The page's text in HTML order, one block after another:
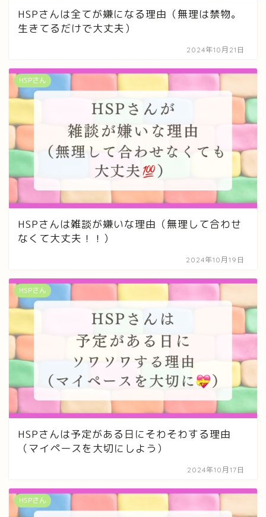
HSPさんは全てが嫌になる理由（無理は禁物。
生きてるだけで大丈夫）
2024年10月21日
HSPさん
HSPさんは雑談が嫌いな理由（無理して合わせ
なくて大丈夫！！）
2024年10月19日
HSPさん
HSPさんは予定がある日にそわそわする理由
（マイペースを大切にしよう）
2024年10月17日
HSPさん